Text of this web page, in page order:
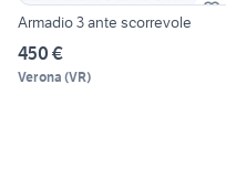
Armadio 3 ante scorrevole
450 €
Verona (VR)